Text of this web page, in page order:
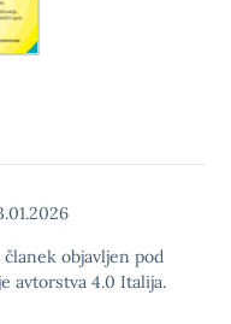
objavljen pod
avtorstva 4.0 Italija.